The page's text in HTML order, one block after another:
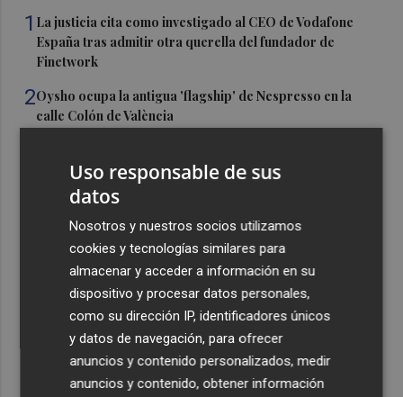
1 La justicia cita como investigado al CEO de Vodafone
España tras admitir otra querella del fundador de
Finetwork
2Oysho ocupa la antigua 'flagship' de Nespresso en la
calle Colón de València
la atención al nacimiento
El proyecto 'Gramola' evalúa estrategias sostenibles
para reducir las alteraciones internas de la granada
mollar de Elche
El talento murciano conquista Cimeria: Dagnino ilustra
'Aguas peligrosas' de Conan el Bárbaro
Uso responsable de sus
datos
Nosotros y nuestros socios utilizamos
cookies y tecnologías similares para
almacenar y acceder a información en su
dispositivo y procesar datos personales,
como su dirección IP, identificadores únicos
y datos de navegación, para ofrecer
anuncios y contenido personalizados, medir
anuncios y contenido, obtener información